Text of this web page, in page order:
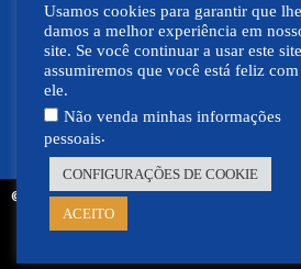
FOCO NEWS MT
SIGA NOSSAS REDES
© 2021 - 2026 - FOCO NEWS MT | TODOS OS
Usamos cookies para garantir que lhe
damos a melhor experiência em
site. Se você continuar a usar este
assumiremos que você está feliz com
ele.
Não venda minhas informações
pessoais.
CONFIGURAÇÕES DE COOKIE
ACEITO